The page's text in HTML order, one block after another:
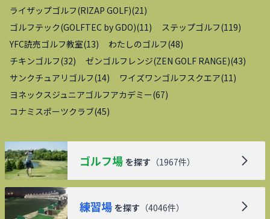
ライザップゴルフ(RIZAP GOLF)(21 )
ゴルフテック(GOLFTEC by GDO)(11 ) ステップゴルフ(119)
YFC読売ゴルフ教室(13) わたしのゴルフ(48)
チキンゴルフ(32) ゼンゴルフレンジ(ZEN GOLF RANGE)(43)
サンクチュアリゴルフ(14) ワイズワンゴルフスクエア(11 )
ヨネックスジュニアゴルフアカデミー(67)
コナミスポーツクラブ(45)
ゴルフ場 を探す （1967件）
練習場 を探す （4046件）